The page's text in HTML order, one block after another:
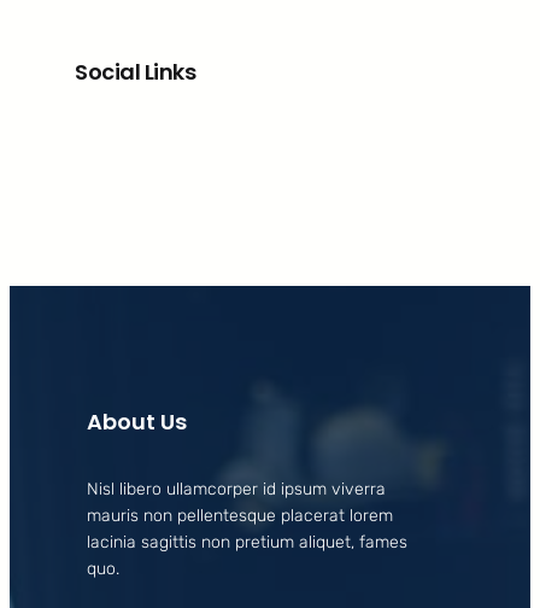
Social Links
About Us
Nisl libero ullamcorper id ipsum viverra
mauris non pellentesque placerat lorem
lacinia sagittis non pretium aliquet, fames
quo.